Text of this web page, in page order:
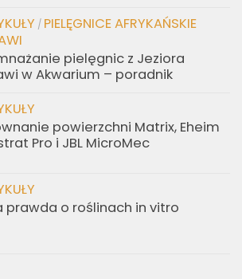
/ PIELĘGNICE AFRYKAŃSKIE
pielęgnic z Jeziora
w Akwarium – poradnik
powierzchni Matrix, Eheim
Pro i JBL MicroMec
prawda o roślinach in vitro